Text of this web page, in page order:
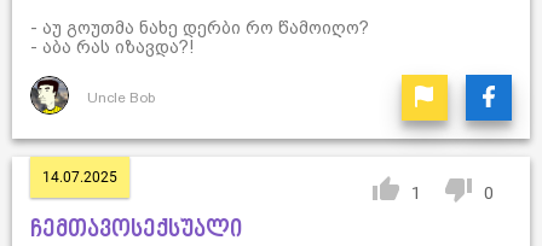
- აუ გოუთმა ნახე დერბი რო წამოიღო?
- აბა რას იზავდა?!
Uncle Bob
14.07.2025
1 0
ჩემთავოსექსუალი